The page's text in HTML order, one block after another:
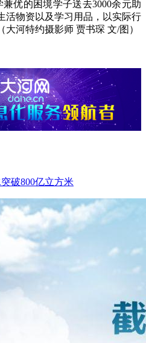
优的困境学子送去3000余元助
活物资以及学习用品，以实际行
河特约摄影师 贾书琛 文/图）
破800亿立方米